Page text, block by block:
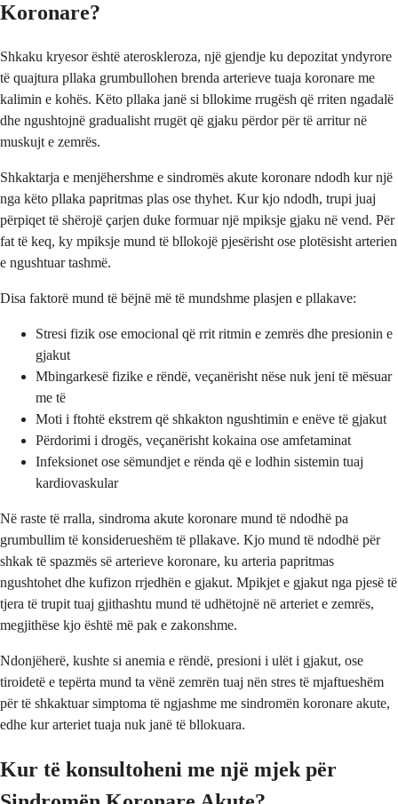
Koronare?
Shkaku kryesor është ateroskleroza, një gjendje ku depozitat yndyrore
të quajtura pllaka grumbullohen brenda arterieve tuaja koronare me
kalimin e kohës. Këto pllaka janë si bllokime rrugësh që rriten ngadalë
dhe ngushtojnë gradualisht rrugët që gjaku përdor për të arritur në
muskujt e zemrës.
Shkaktarja e menjëhershme e sindromës akute koronare ndodh kur një
nga këto pllaka papritmas plas ose thyhet. Kur kjo ndodh, trupi juaj
përpiqet të shërojë çarjen duke formuar një mpiksje gjaku në vend. Për
fat të keq, ky mpiksje mund të bllokojë pjesërisht ose plotësisht arterien
e ngushtuar tashmë.
Disa faktorë mund të bëjnë më të mundshme plasjen e pllakave:
Stresi fizik ose emocional që rrit ritmin e zemrës dhe presionin e
gjakut
Mbingarkesë fizike e rëndë, veçanërisht nëse nuk jeni të mësuar
me të
Moti i ftohtë ekstrem që shkakton ngushtimin e enëve të gjakut
Përdorimi i drogës, veçanërisht kokaina ose amfetaminat
Infeksionet ose sëmundjet e rënda që e lodhin sistemin tuaj
kardiovaskular
Në raste të rralla, sindroma akute koronare mund të ndodhë pa
grumbullim të konsiderueshëm të pllakave. Kjo mund të ndodhë për
shkak të spazmës së arterieve koronare, ku arteria papritmas
ngushtohet dhe kufizon rrjedhën e gjakut. Mpikjet e gjakut nga pjesë të
tjera të trupit tuaj gjithashtu mund të udhëtojnë në arteriet e zemrës,
megjithëse kjo është më pak e zakonshme.
Ndonjëherë, kushte si anemia e rëndë, presioni i ulët i gjakut, ose
tiroidetë e tepërta mund ta vënë zemrën tuaj nën stres të mjaftueshëm
për të shkaktuar simptoma të ngjashme me sindromën koronare akute,
edhe kur arteriet tuaja nuk janë të bllokuara.
Kur të konsultoheni me një mjek për